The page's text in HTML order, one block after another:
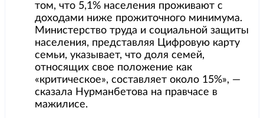
том, что 5,1% населения проживают с
доходами ниже прожиточного минимума.
Министерство труда и социальной защиты
населения, представляя Цифровую карту
семьи, указывает, что доля семей,
относящих свое положение как
«критическое», составляет около 15%», —
сказала Нурманбетова на правчасе в
мажилисе.